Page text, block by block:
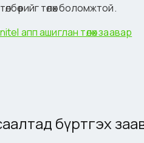
төлөх боломжтой.
апп ашиглан төлөх заавар
бүртгэх